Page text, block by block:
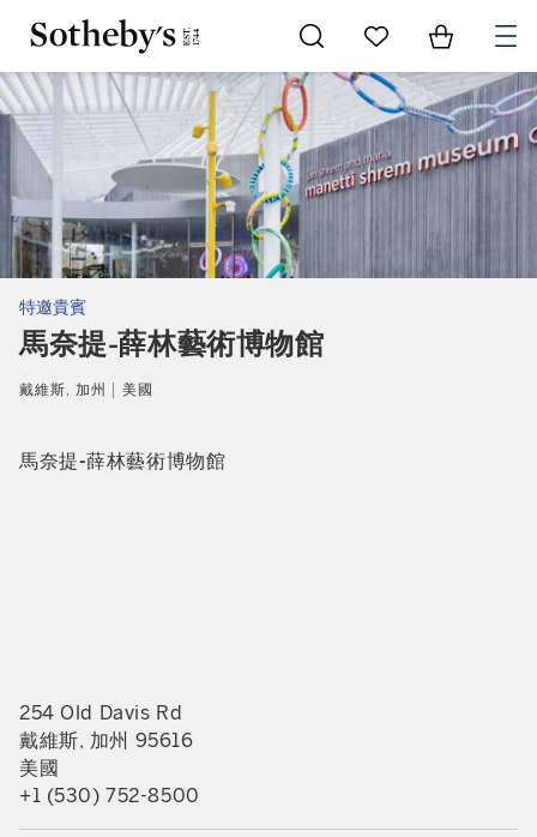
Go to My Favorites
Items in
馬奈提-薛林藝術博物館
戴維斯, 加州 | 美國
特邀貴賓
馬奈提-薛林藝術博物館
254 Old Davis Rd
戴維斯, 加州 95616
美國
+1 (530) 752-8500